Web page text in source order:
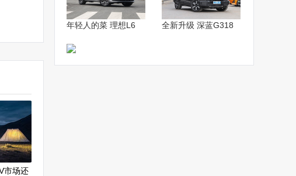
市场还
年轻人的菜 理想L6 全新升级 深蓝G318